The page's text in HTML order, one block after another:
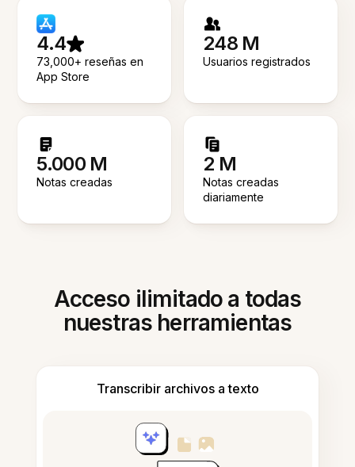
4.4
73,000+ reseñas en
App Store
248 M
Usuarios registrados
5.000 M
Notas creadas
2 M
Notas creadas
diariamente
Acceso ilimitado a todas
nuestras herramientas
Transcribir archivos a texto